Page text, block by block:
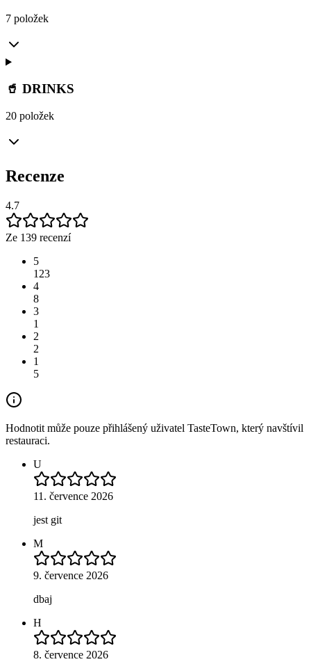
7 položek
🥤 DRINKS
20 položek
Recenze
4.7
Ze 139 recenzí
5
123
4
8
3
1
2
2
1
5
Hodnotit může pouze přihlášený uživatel TasteTown, který navštívil
restauraci.
U
11. července 2026
jest git
M
9. července 2026
dbaj
H
8. července 2026